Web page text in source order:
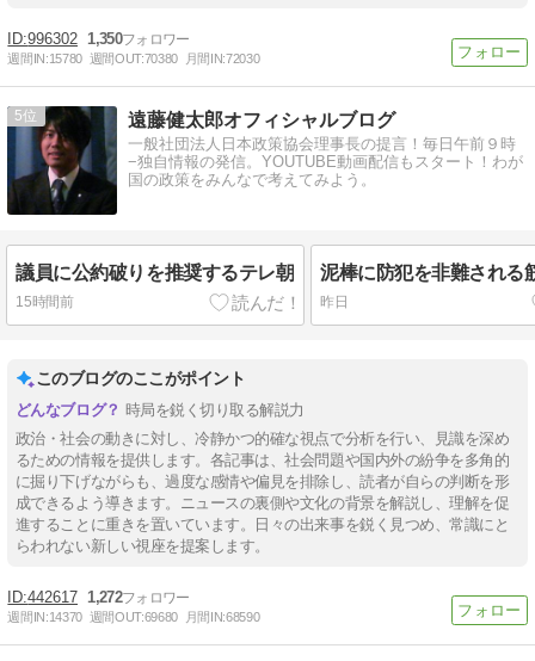
996302 1,350
週間IN:15780 週間OUT:70380 月間IN:72030
5 遠藤健太郎オフィシャルブログ
一般社団法人日本政策協会理事長の提言！毎日午前９時
−独自情報の発信。YOUTUBE動画配信もスタート！わが
国の政策をみんなで考えてみよう。
議員に公約破りを推奨するテレ朝
15時間前
泥棒に防犯を非難される
昨日
このブログのここがポイント
時局を鋭く切り取る解説力
政治・社会の動きに対し、冷静かつ的確な視点で分析を行い、見識を深め
るための情報を提供します。各記事は、社会問題や国内外の紛争を多角的
に掘り下げながらも、過度な感情や偏見を排除し、読者が自らの判断を形
成できるよう導きます。ニュースの裏側や文化の背景を解説し、理解を促
進することに重きを置いています。日々の出来事を鋭く見つめ、常識にと
らわれない新しい視座を提案します。
442617 1,272
週間IN:14370 週間OUT:69680 月間IN:68590